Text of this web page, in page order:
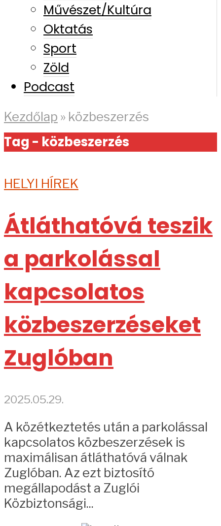
Művészet/Kultúra
Oktatás
Sport
Zöld
Podcast
Kezdőlap » közbeszerzés
Tag - közbeszerzés
HELYI HÍREK
Átláthatóvá teszik
a parkolással
kapcsolatos
közbeszerzéseket
Zuglóban
2025.05.29.
A közétkeztetés után a parkolással
kapcsolatos közbeszerzések is
maximálisan átláthatóvá válnak
Zuglóban. Az ezt biztosító
megállapodást a Zuglói
Közbiztonsági...